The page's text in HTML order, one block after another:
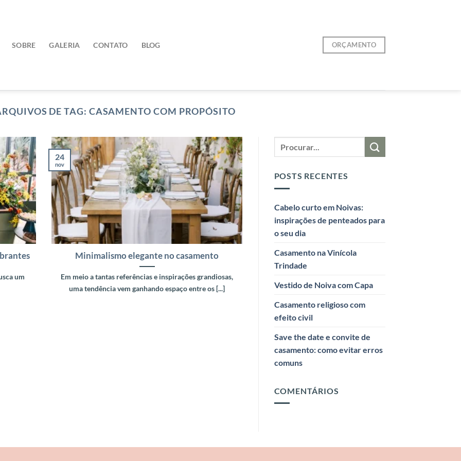
SOBRE GALERIA CONTATO BLOG ORÇAMENTO
DE TAG: CASAMENTO COM PROPÓSITO
um
Minimalismo elegante no casamento
Em meio a tantas referências e inspirações grandiosas,
uma tendência vem ganhando espaço entre os [...]
24
nov
POSTS RECENTES
Cabelo curto em Noivas:
inspirações de penteados para
o seu dia
Casamento na Vinícola
Trindade
Vestido de Noiva com Capa
Casamento religioso com
efeito civil
Save the date e convite de
casamento: como evitar erros
comuns
COMENTÁRIOS